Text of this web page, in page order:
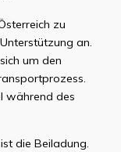
zu
an.
um den
während des
die Beiladung.